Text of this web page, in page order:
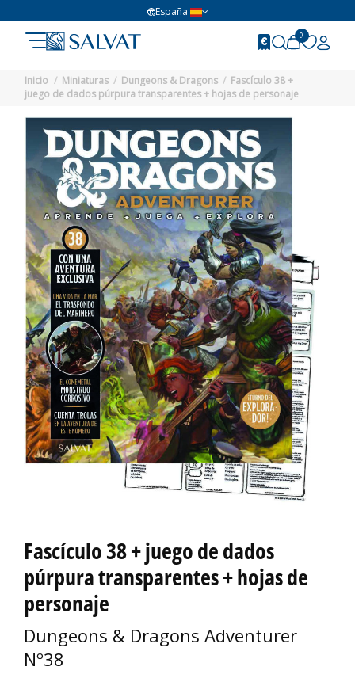
España
0
Inicio Miniaturas Dungeons & Dragons
Fascículo 38 +
juego de dados púrpura transparentes + hojas de personaje
Fascículo 38 + juego de dados
púrpura transparentes + hojas de
personaje
Dungeons & Dragons Adventurer
Nº38